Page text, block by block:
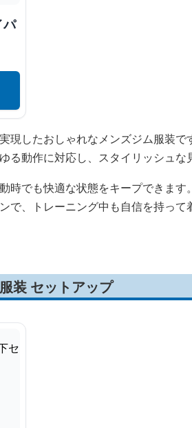
パ
したおしゃれなメンズジム服装で
動作に対応し、スタイリッシュな
でも快適な状態をキープできます。
で、トレーニング中も自信を持って
装 セットアップ